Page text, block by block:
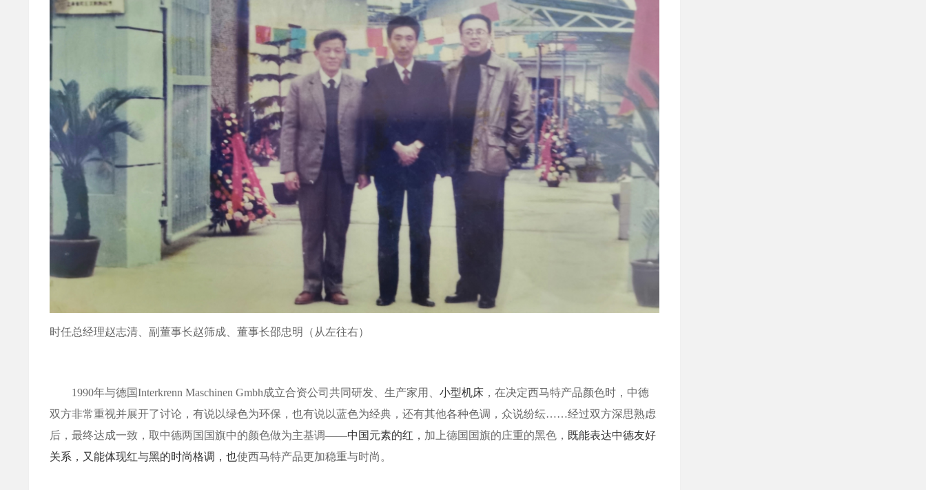
时任总经理赵志清、副董事长赵筛成、董事长邵忠明（从左往右）
1990年与德国Interkrenn Maschinen Gmbh成立合资公司共同研发、生产家用、小型机床 ，在决定西马特产品颜色时，中德
双方非常重视并展开了讨论，有说以绿色为环保，也有说以蓝色为经典，还有其他各种色调，众说纷纭……经过双方深思熟虑
后，最终达成一致，取中德两国国旗中的颜色做为主基调——中国元素的红， 加上德国国旗的庄重的黑色， 既能表达中德友好
关系，又能体现红与黑的时尚格调，也使西马特产品更加稳重与时尚。